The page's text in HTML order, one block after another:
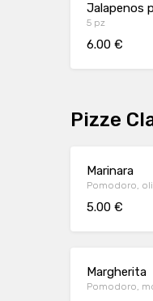
Jalapenos
5 pz
6.00 €
Pizze
Marinara
Pomodoro,
5.00 €
Margherita
Pomodoro,